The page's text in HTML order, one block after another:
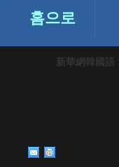
新華網韓國語